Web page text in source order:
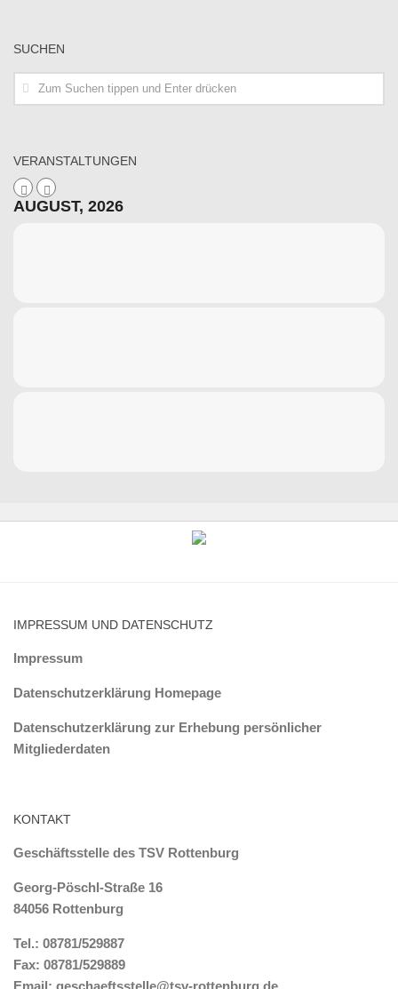
SUCHEN
VERANSTALTUNGEN
AUGUST, 2026
IMPRESSUM UND DATENSCHUTZ
Impressum
Datenschutzerklärung Homepage
Datenschutzerklärung zur Erhebung persönlicher
Mitgliederdaten
KONTAKT
Geschäftsstelle des TSV Rottenburg
Georg-Pöschl-Straße 16
84056 Rottenburg
Tel.: 08781/529887
Fax: 08781/529889